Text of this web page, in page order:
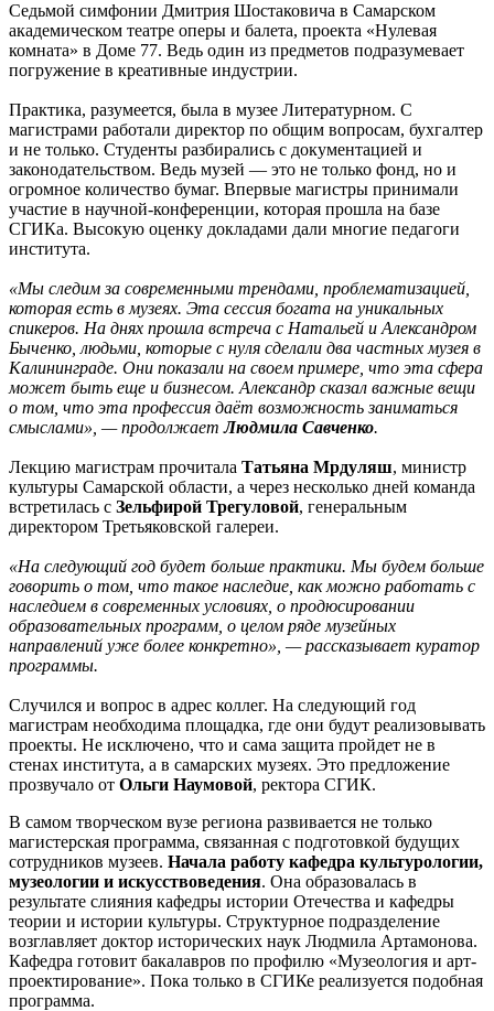
Седьмой симфонии Дмитрия Шостаковича в Самарском
академическом театре оперы и балета, проекта «Нулевая
комната» в Доме 77. Ведь один из предметов подразумевает
погружение в креативные индустрии.
Практика, разумеется, была в музее Литературном. С
магистрами работали директор по общим вопросам, бухгалтер
и не только. Студенты разбирались с документацией и
законодательством. Ведь музей — это не только фонд, но и
огромное количество бумаг. Впервые магистры принимали
участие в научной-конференции, которая прошла на базе
СГИКа. Высокую оценку докладами дали многие педагоги
института.
«Мы следим за современными трендами, проблематизацией,
которая есть в музеях. Эта сессия богата на уникальных
спикеров. На днях прошла встреча с Натальей и Александром
Быченко, людьми, которые с нуля сделали два частных музея в
Калининграде. Они показали на своем примере, что эта сфера
может быть еще и бизнесом. Александр сказал важные вещи
о том, что эта профессия даёт возможность заниматься
смыслами», — продолжаетЛюдмила Савченко.
Лекцию магистрам прочитала Татьяна Мрдуляш, министр
культуры Самарской области, а через несколько дней команда
встретилась с Зельфирой Трегуловой, генеральным
директором Третьяковской галереи.
«На следующий год будет больше практики. Мы будем больше
говорить о том, что такое наследие, как можно работать с
наследием в современных условиях, о продюсировании
образовательных программ, о целом ряде музейных
направлений уже более конкретно», — рассказывает куратор
программы.
Случился и вопрос в адрес коллег. На следующий год
магистрам необходима площадка, где они будут реализовывать
проекты. Не исключено, что и сама защита пройдет не в
стенах института, а в самарских музеях. Это предложение
прозвучало от Ольги Наумовой, ректора СГИК.
В самом творческом вузе региона развивается не только
магистерская программа, связанная с подготовкой будущих
сотрудников музеев. Начала работу кафедра культурологии,
музеологии и искусствоведения. Она образовалась в
результате слияния кафедры истории Отечества и кафедры
теории и истории культуры. Структурное подразделение
возглавляет доктор исторических наук Людмила Артамонова.
Кафедра готовит бакалавров по профилю «Музеология и арт-
проектирование». Пока только в СГИКе реализуется подобная
программа.